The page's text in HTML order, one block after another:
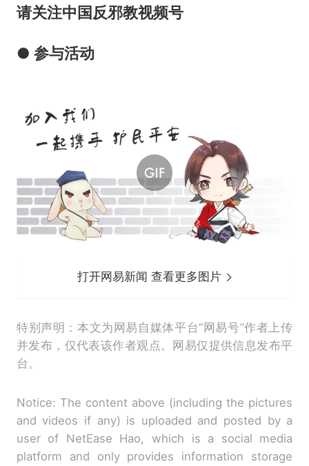
请关注中国反邪教视频号
● 参与活动
打开网易新闻 查看更多图片
特别声明：本文为网易自媒体平台“网易号”作者上传
并发布，仅代表该作者观点。网易仅提供信息发布平
台。
Notice: The content above (including the pictures
and videos if any) is uploaded and posted by a
user of NetEase Hao, which is a social media
platform and only provides information storage